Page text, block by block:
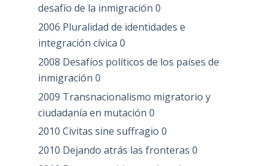
desafío de la inmigración 0
2006 Pluralidad de identidades e
integración cívica 0
2008 Desafíos políticos de los países de
inmigración 0
2009 Transnacionalismo migratorio y
ciudadanía en mutación 0
2010 Civitas sine suffragio 0
2010 Dejando atrás las fronteras 0